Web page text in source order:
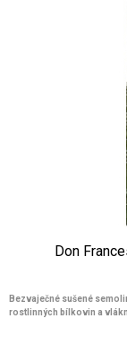
Don
Bezvaječné sušené
rostlinných bílkovin a